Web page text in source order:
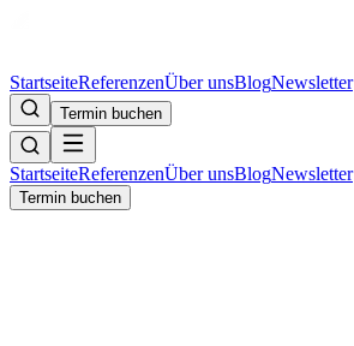
StartseiteReferenzenÜber unsBlogNewsletter
Termin buchen
StartseiteReferenzenÜber unsBlogNewsletter
Termin buchen